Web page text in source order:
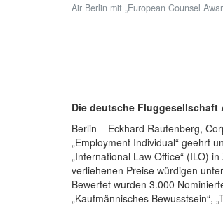
Air Berlin mit „European Counsel
Die deutsche Fluggesellschaft
Berlin – Eckhard Rautenberg,
„Employment Individual“ geehrt
„International Law Office“ (ILO)
verliehenen Preise würdigen
Bewertet wurden 3.000
„Kaufmännisches Bewusstsein“,